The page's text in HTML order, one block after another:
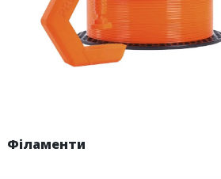
Філаменти